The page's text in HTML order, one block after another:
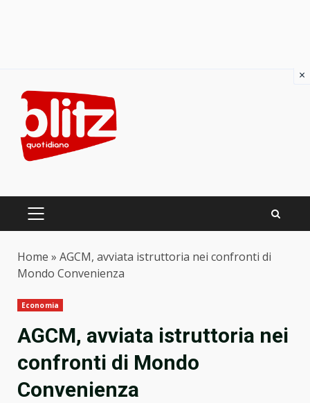
content
PRIMARY
Home » AGCM, avviata istruttoria nei confronti di
Mondo Convenienza
Economia
AGCM, avviata istruttoria nei
confronti di Mondo
Convenienza
×